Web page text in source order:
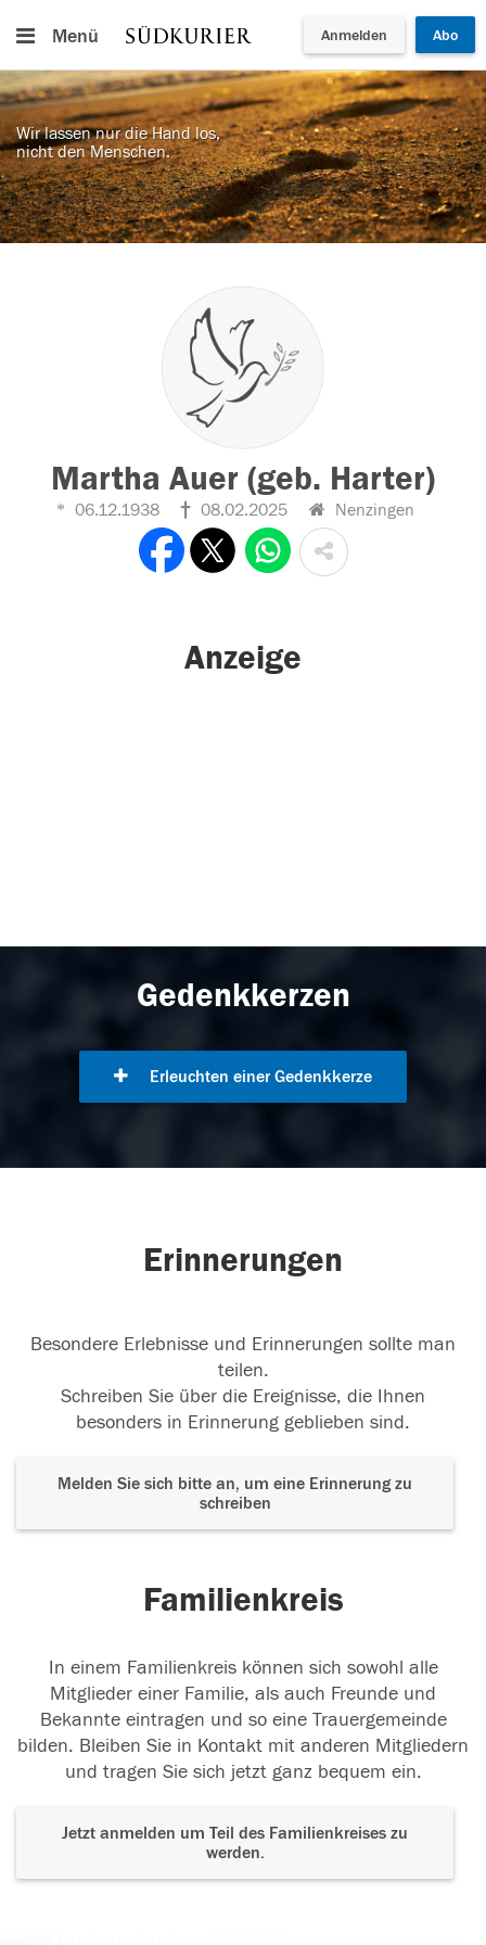
Menü Anmelden Abo
Wir lassen nur die Hand los,
nicht den Menschen.
Martha Auer (geb. Harter)
06.12.1938 08.02.2025 Nenzingen
Anzeige
Gedenkkerzen
Erleuchten einer Gedenkkerze
Erinnerungen
Besondere Erlebnisse und Erinnerungen sollte man
teilen.
Schreiben Sie über die Ereignisse, die Ihnen
besonders in Erinnerung geblieben sind.
Melden Sie sich bitte an, um eine Erinnerung zu
schreiben
Familienkreis
In einem Familienkreis können sich sowohl alle
Mitglieder einer Familie, als auch Freunde und
Bekannte eintragen und so eine Trauergemeinde
bilden. Bleiben Sie in Kontakt mit anderen Mitgliedern
und tragen Sie sich jetzt ganz bequem ein.
Jetzt anmelden um Teil des Familienkreises zu
werden.